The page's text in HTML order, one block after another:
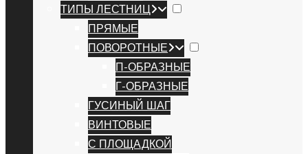
ТИПЫ ЛЕСТНИЦ
ПРЯМЫЕ
ПОВОРОТНЫЕ
П-ОБРАЗНЫЕ
Г-ОБРАЗНЫЕ
ГУСИНЫЙ ШАГ
ВИНТОВЫЕ
С ПЛОЩАДКОЙ